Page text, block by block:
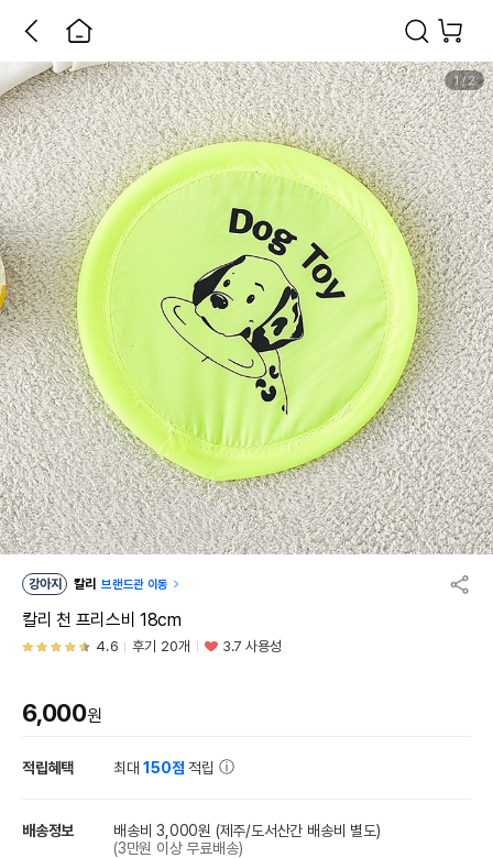
1/2
강아지 칼리 브랜드관 이동
칼리 천 프리스비 18cm
4.6 후기 20개 3.7 사용성
6,000원
적립혜택 최대150점 적립
배송정보 배송비 3,000원 (제주/도서산간 배송비 별도)
(3만원 이상 무료배송)